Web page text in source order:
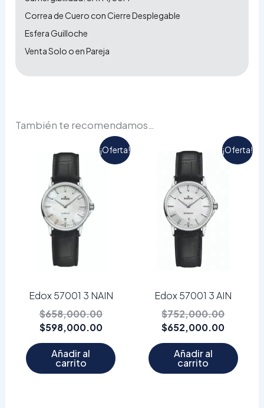
Correa de Cuero con Cierre Desplegable
Esfera Guilloche
Venta Solo o en Pareja
También te recomendamos…
¡Oferta!
Edox 57001 3 NAIN
$658,000.00
El
precio
$658,000.00.
$598,000.00
El
precio
$598,000.00.
Añadir al
carrito
¡Oferta!
Edox 57001 3 AIN
$752,000.00
El
precio
$652,000.00
El
precio
Añadir al
carrito